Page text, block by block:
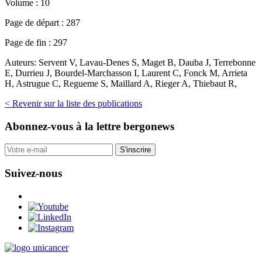
Volume : 10
Page de départ : 287
Page de fin : 297
Auteurs: Servent V, Lavau-Denes S, Maget B, Dauba J, Terrebonne
E, Durrieu J, Bourdel-Marchasson I, Laurent C, Fonck M, Arrieta
H, Astrugue C, Regueme S, Maillard A, Rieger A, Thiebaut R,
< Revenir sur la liste des publications
Abonnez-vous à la lettre bergonews
S'inscrire
Suivez-nous